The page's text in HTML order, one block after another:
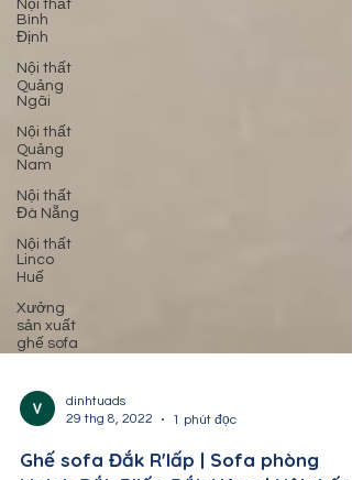
Nội thất
Bình
Định
Nội thất
Quảng
Ngãi
Nội thất
Quảng
Nam
Nội thất
Đà Nẵng
Nội thất
Linco
Huế
Xưởng
sản xuất
ghế sofa
29 thg 8, 2022
1 phút đọc